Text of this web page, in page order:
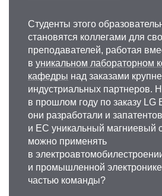
Студенты этого
становятся коллегами для
преподавателей, работая
в уникальном лабораторном
кафедры над заказами
индустриальных партнеров.
в прошлом году по заказу LG
они разработали и
и ЕС уникальный магниевый
можно применять
в
и промышленной
частью команды?